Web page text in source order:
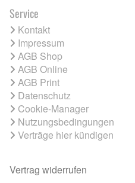
Service
Kontakt
Impressum
AGB Shop
AGB Online
AGB Print
Datenschutz
Cookie-Manager
Nutzungsbedingungen
Verträge hier kündigen
Vertrag widerrufen